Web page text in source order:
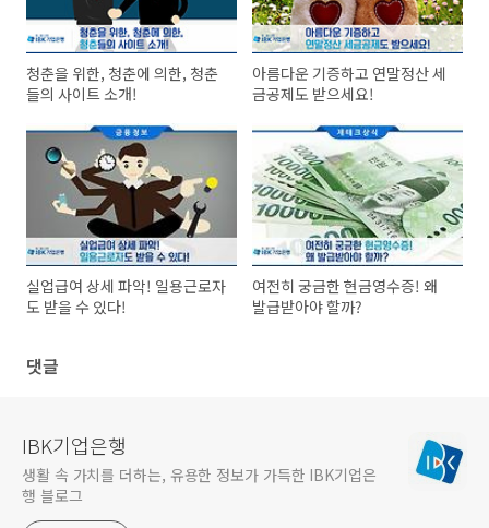
청춘을 위한, 청춘에 의한, 청춘
들의 사이트 소개!
아름다운 기증하고 연말정산 세
금공제도 받으세요!
실업급여 상세 파악! 일용근로자
도 받을 수 있다!
여전히 궁금한 현금영수증! 왜
발급받아야 할까?
댓글
IBK기업은행
생활 속 가치를 더하는, 유용한 정보가 가득한 IBK기업은
행 블로그